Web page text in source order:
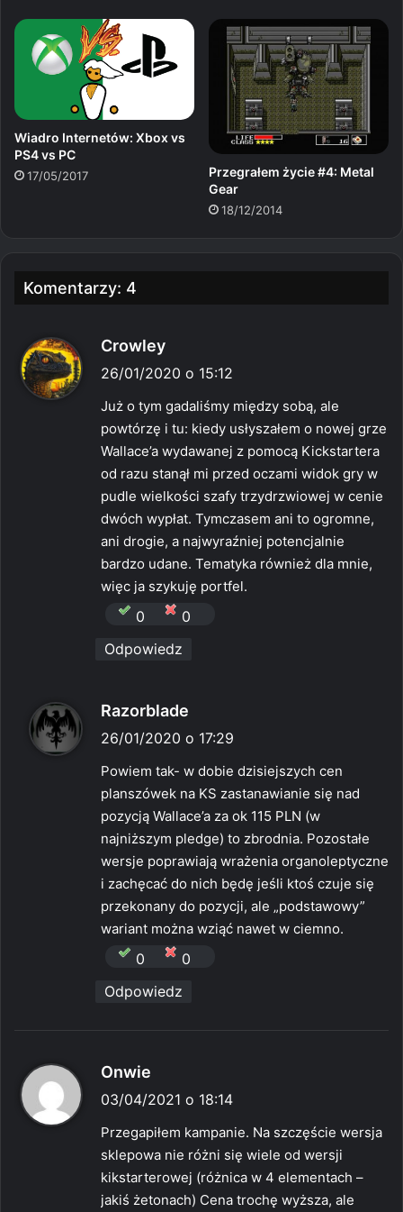
Wiadro Internetów: Xbox vs
PS4 vs PC
17/05/2017
Przegrałem życie #4: Metal
Gear
18/12/2014
Komentarzy: 4
Crowley
i
z
e
:
26/01/2020 o 15:12
Już o tym gadaliśmy między sobą, ale
powtórzę i tu: kiedy usłyszałem o nowej grze
Wallace’a wydawanej z pomocą Kickstartera
od razu stanął mi przed oczami widok gry w
pudle wielkości szafy trzydrzwiowej w cenie
dwóch wypłat. Tymczasem ani to ogromne,
ani drogie, a najwyraźniej potencjalnie
bardzo udane. Tematyka również dla mnie,
więc ja szykuję portfel.
0
0
Odpowiedz
Razorblade
i
e
:
26/01/2020 o 17:29
Powiem tak- w dobie dzisiejszych cen
planszówek na KS zastanawianie się nad
pozycją Wallace’a za ok 115 PLN (w
najniższym pledge) to zbrodnia. Pozostałe
wersje poprawiają wrażenia organoleptyczne
i zachęcać do nich będę jeśli ktoś czuje się
przekonany do pozycji, ale „podstawowy”
wariant można wziąć nawet w ciemno.
0
0
Odpowiedz
Onwie
i
e
:
03/04/2021 o 18:14
Przegapiłem kampanie. Na szczęście wersja
sklepowa nie różni się wiele od wersji
kikstarterowej (różnica w 4 elementach –
jakiś żetonach) Cena trochę wyższa, ale